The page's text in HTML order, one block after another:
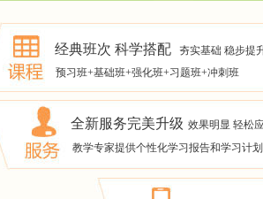
经典班次 科学搭配 夯实基础 稳步提
全新服务完美升级 效果明显 轻松
预习班+基础班+强化班+习题班+冲刺班
教学专家提供个性化学习报告和学习计划